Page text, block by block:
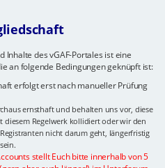
Inhalte des vGAF-Portales ist eine
an folgende Bedingungen geknüpft ist:
erfolgt erst nach manueller Prüfung
ernsthaft und behalten uns vor, diese
diesem Regelwerk kollidiert oder wir den
nicht darum geht, längerfristig
stellt Euch bitte innerhalb von 5